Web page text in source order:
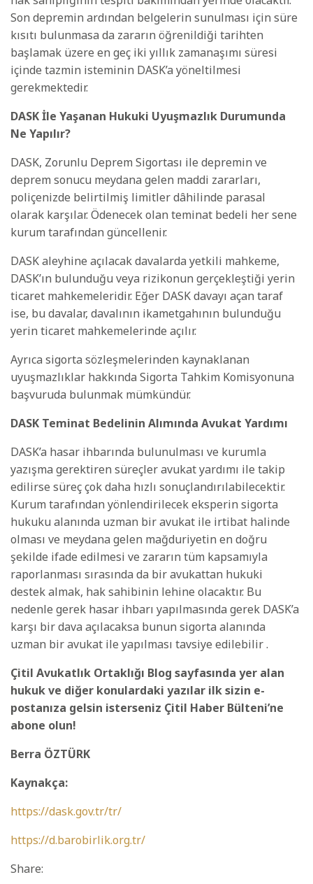
Son depremin ardından belgelerin sunulması için süre
kısıtı bulunmasa da zararın öğrenildiği tarihten
başlamak üzere en geç iki yıllık zamanaşımı süresi
içinde tazmin isteminin DASK’a yöneltilmesi
gerekmektedir.
DASK İle Yaşanan Hukuki Uyuşmazlık Durumunda
Ne Yapılır?
DASK, Zorunlu Deprem Sigortası ile depremin ve
deprem sonucu meydana gelen maddi zararları,
poliçenizde belirtilmiş limitler dâhilinde parasal
olarak karşılar. Ödenecek olan teminat bedeli her sene
kurum tarafından güncellenir.
DASK aleyhine açılacak davalarda yetkili mahkeme,
DASK’ın bulunduğu veya rizikonun gerçekleştiği yerin
ticaret mahkemeleridir. Eğer DASK davayı açan taraf
ise, bu davalar, davalının ikametgahının bulunduğu
yerin ticaret mahkemelerinde açılır.
Ayrıca sigorta sözleşmelerinden kaynaklanan
uyuşmazlıklar hakkında Sigorta Tahkim Komisyonuna
başvuruda bulunmak mümkündür.
DASK Teminat Bedelinin Alımında Avukat Yardımı
DASK’a hasar ihbarında bulunulması ve kurumla
yazışma gerektiren süreçler avukat yardımı ile takip
edilirse süreç çok daha hızlı sonuçlandırılabilecektir.
Kurum tarafından yönlendirilecek eksperin sigorta
hukuku alanında uzman bir avukat ile irtibat halinde
olması ve meydana gelen mağduriyetin en doğru
şekilde ifade edilmesi ve zararın tüm kapsamıyla
raporlanması sırasında da bir avukattan hukuki
destek almak, hak sahibinin lehine olacaktır. Bu
nedenle gerek hasar ihbarı yapılmasında gerek DASK’a
karşı bir dava açılacaksa bunun sigorta alanında
uzman bir avukat ile yapılması tavsiye edilebilir .
Çitil Avukatlık Ortaklığı Blog sayfasında yer alan
hukuk ve diğer konulardaki yazılar ilk sizin e-
postanıza gelsin isterseniz Çitil Haber Bülteni’ne
abone olun!
Berra ÖZTÜRK
Kaynakça:
https://dask.gov.tr/tr/
https://d.barobirlik.org.tr/
Share: